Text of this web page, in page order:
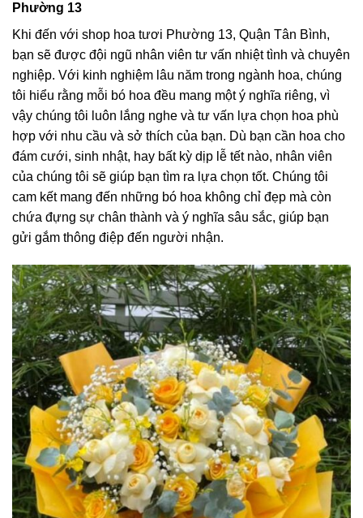
Phường 13
Khi đến với shop hoa tươi Phường 13, Quận Tân Bình,
bạn sẽ được đội ngũ nhân viên tư vấn nhiệt tình và chuyên
nghiệp. Với kinh nghiệm lâu năm trong ngành hoa, chúng
tôi hiểu rằng mỗi bó hoa đều mang một ý nghĩa riêng, vì
vậy chúng tôi luôn lắng nghe và tư vấn lựa chọn hoa phù
hợp với nhu cầu và sở thích của bạn. Dù bạn cần hoa cho
đám cưới, sinh nhật, hay bất kỳ dịp lễ tết nào, nhân viên
của chúng tôi sẽ giúp bạn tìm ra lựa chọn tốt. Chúng tôi
cam kết mang đến những bó hoa không chỉ đẹp mà còn
chứa đựng sự chân thành và ý nghĩa sâu sắc, giúp bạn
gửi gắm thông điệp đến người nhận.